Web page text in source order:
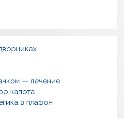
— лечение
капота
в плафон